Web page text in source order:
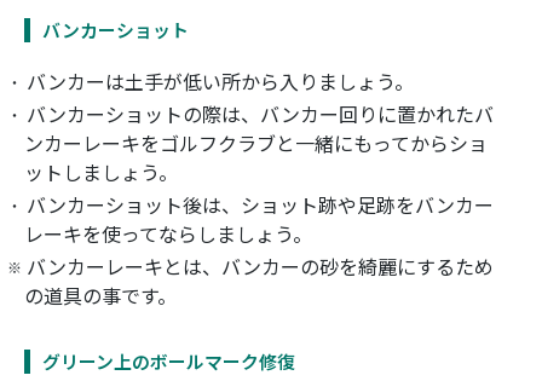
バンカーショット
バンカーは土手が低い所から入りましょう。
バンカーショットの際は、バンカー回りに置かれたバ
ンカーレーキをゴルフクラブと一緒にもってからショ
ットしましょう。
バンカーショット後は、ショット跡や足跡をバンカー
レーキを使ってならしましょう。
バンカーレーキとは、バンカーの砂を綺麗にするため
の道具の事です。
グリーン上のボールマーク修復